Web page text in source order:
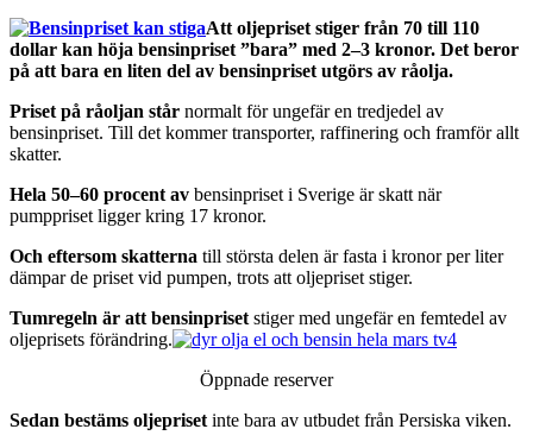
Att oljepriset stiger från 70 till 110
dollar kan höja bensinpriset ”bara” med 2–3 kronor. Det beror
på att bara en liten del av bensinpriset utgörs av råolja.
Priset på råoljan står normalt för ungefär en tredjedel av
bensinpriset. Till det kommer transporter, raffinering och framför allt
skatter.
Hela 50–60 procent av bensinpriset i Sverige är skatt när
pumppriset ligger kring 17 kronor.
Och eftersom skatterna till största delen är fasta i kronor per liter
dämpar de priset vid pumpen, trots att oljepriset stiger.
Tumregeln är att bensinpriset stiger med ungefär en femtedel av
oljeprisets förändring.
Öppnade reserver
Sedan bestäms oljepriset inte bara av utbudet från Persiska viken.